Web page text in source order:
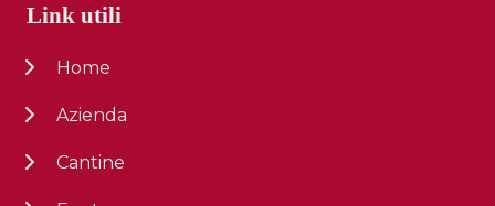
Link utili
Home
Azienda
Cantine